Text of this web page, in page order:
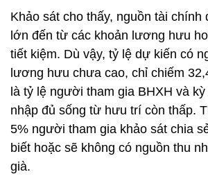
Khảo sát cho thấy, nguồn tài chính
lớn đến từ các khoản lương hưu
tiết kiệm. Dù vậy, tỷ lệ dự kiến có
lương hưu chưa cao, chỉ chiếm
là tỷ lệ người tham gia BHXH và
nhập đủ sống từ hưu trí còn thấp.
5% người tham gia khảo sát chia
biết hoặc sẽ không có nguồn thu
già.